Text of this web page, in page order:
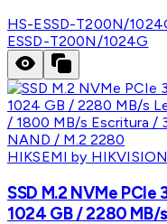
HS-ESSD-T200N/
ESSD-T200N/1024G
HIKSEMI by HIKVISION
SSD M.2 NVMe PCIe
1024 GB / 2280 MB/s